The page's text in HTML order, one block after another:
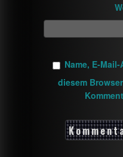
Name, E-
diesem